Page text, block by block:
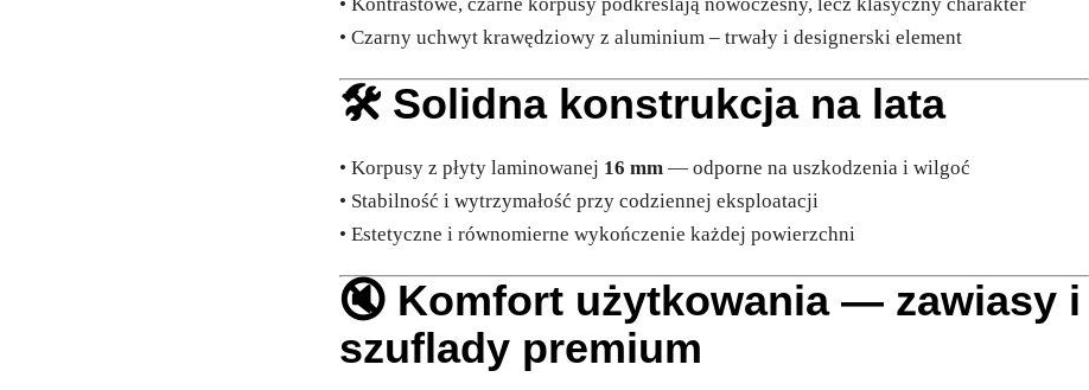
• Czarny uchwyt krawędziowy z aluminium – trwały i designerski element
🛠️ Solidna konstrukcja na lata
• Korpusy z płyty laminowanej 16 mm — odporne na uszkodzenia i wilgoć
• Stabilność i wytrzymałość przy codziennej eksploatacji
• Estetyczne i równomierne wykończenie każdej powierzchni
🔇 Komfort użytkowania — zawiasy i
szuflady premium